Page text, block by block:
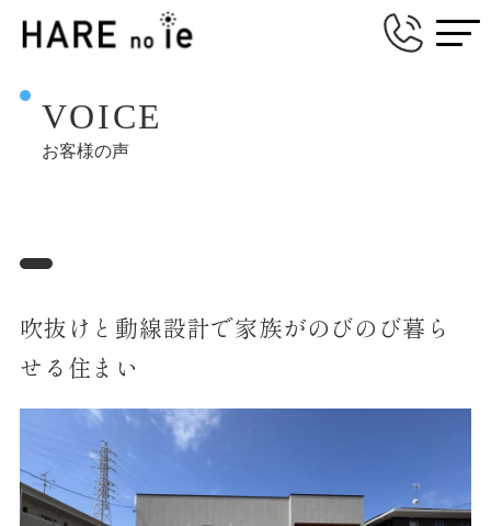
VOICE
お客様の声
吹抜けと動線設計で家族がのびのび暮ら
せる住まい